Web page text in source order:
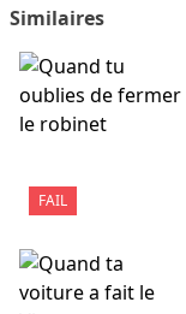
Similaires
FAIL